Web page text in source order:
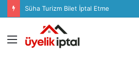
Süha Turizm Bilet İptal Etme
Menü